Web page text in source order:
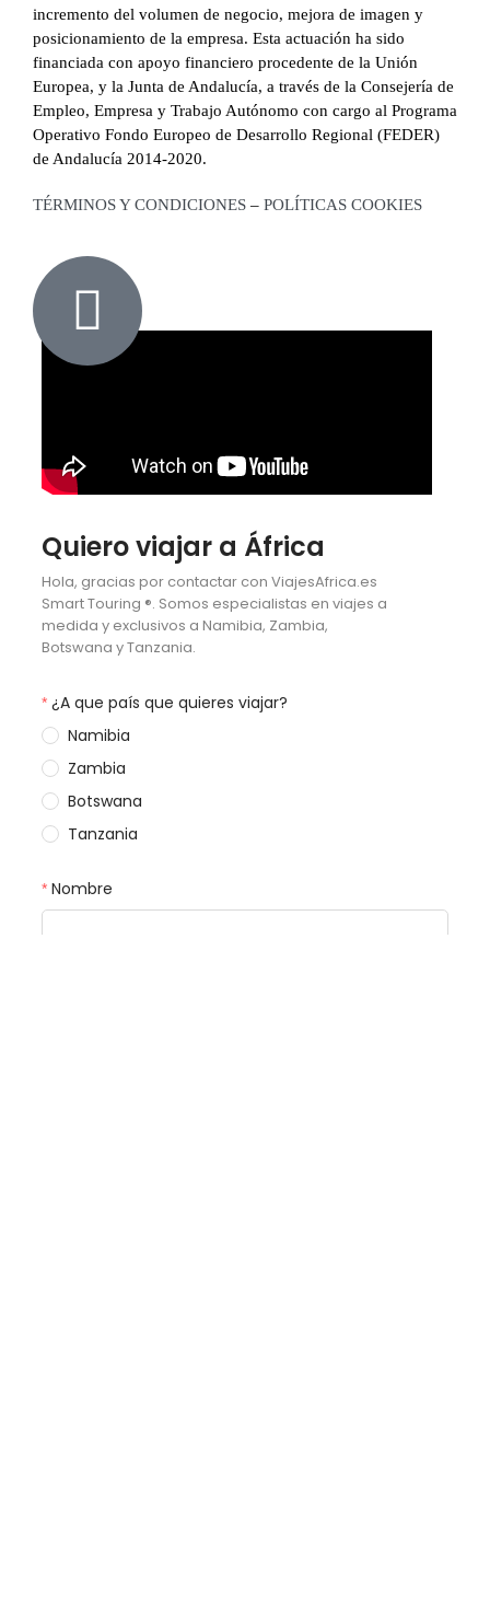
incremento del volumen de negocio, mejora de imagen y
posicionamiento de la empresa. Esta actuación ha sido
financiada con apoyo financiero procedente de la Unión
Europea, y la Junta de Andalucía, a través de la Consejería de
Empleo, Empresa y Trabajo Autónomo con cargo al Programa
Operativo Fondo Europeo de Desarrollo Regional (FEDER)
de Andalucía 2014-2020.
TÉRMINOS Y CONDICIONES – POLÍTICAS COOKIES